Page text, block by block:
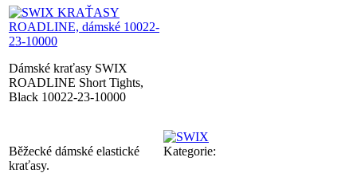
Dámské kraťasy SWIX
ROADLINE Short Tights,
Black 10022-23-10000
Běžecké dámské elastické
kraťasy.
Kategorie: